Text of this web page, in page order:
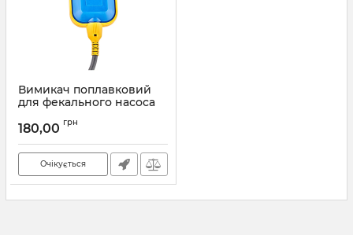
Вимикач поплавковий
для фекального насоса
Артикул: VO4180
180,00 грн
Очікується